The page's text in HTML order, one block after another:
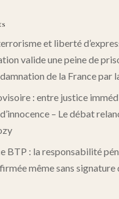
et liberté
valide une peine de
de la France par
: entre justice
– Le débat
BTP : la responsabilité
même sans signature